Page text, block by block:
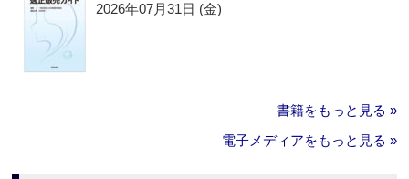
2026年07月31日 (金)
書籍をもっと見る »
電子メディアをもっと見る »